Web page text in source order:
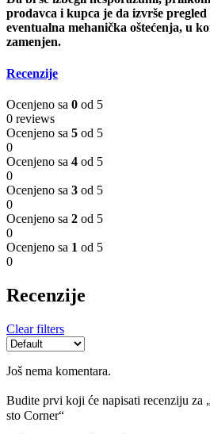
prodavca i kupca je da izvrše
eventualna mehanička oštećenja, u
zamenjen.
Recenzije
Ocenjeno sa 0 od 5
0 reviews
Ocenjeno sa 5 od 5
0
Ocenjeno sa 4 od 5
0
Ocenjeno sa 3 od 5
0
Ocenjeno sa 2 od 5
0
Ocenjeno sa 1 od 5
0
Recenzije
Clear filters
Još nema komentara.
Budite prvi koji će napisati recenziju za
sto Corner“